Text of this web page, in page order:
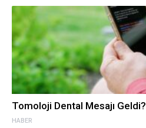
HABER
Tomoloji Dental Mesajı Geldi?